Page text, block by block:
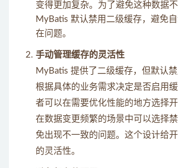
变得更加复杂。为了避免这种数据不
MyBatis 默认禁用二级缓存，避免
在问题。
手动管理缓存的灵活性
MyBatis 提供了二级缓存，但默认
根据具体的业务需求决定是否启用
者可以在需要优化性能的地方选择
在数据变更频繁的场景中可以选择
免出现不一致的问题。这个设计给
的灵活性。